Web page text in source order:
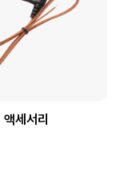
액세서리